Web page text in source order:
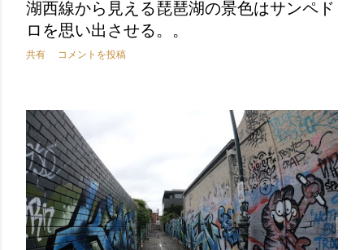
湖西線から見える琵琶湖の景色はサンペド
ロを思い出させる。。
共有 コメントを投稿